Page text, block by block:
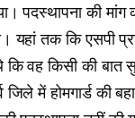
पदस्थापना की
यहां तक कि एसपी
वह किसी की
में होमगार्ड की